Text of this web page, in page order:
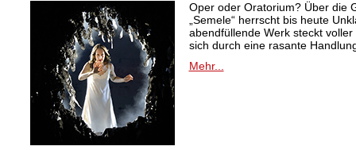
Oper oder Oratorium? Über die
„Semele“ herrscht bis heute
abendfüllende Werk steckt
sich durch eine rasante
Mehr...